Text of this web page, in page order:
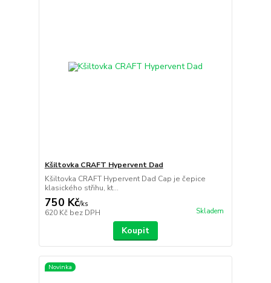
Kšiltovka CRAFT Hypervent Dad
Kšiltovka CRAFT Hypervent Dad Cap je čepice
klasického střihu, kt...
750 Kč/ks
620 Kč bez DPH Skladem
Koupit
Novinka